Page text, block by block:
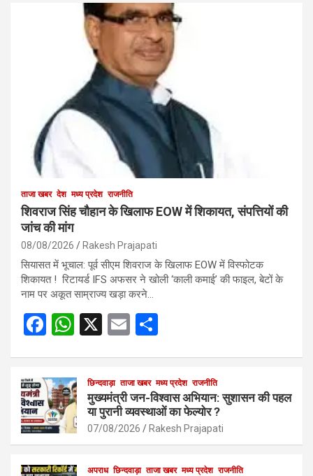
ताजा खबर देश मध्य प्रदेश राजनीति
शिवराज सिंह चौहान के खिलाफ EOW में शिकायत, संपत्तियों की
जांच की मांग
08/08/2026 Rakesh Prajapati
सियासत में भूचाल: पूर्व सीएम शिवराज के खिलाफ EOW में विस्फोटक
शिकायत ! रिटायर्ड IFS अफसर ने खोली ‘काली कमाई’ की फाइल, बेटों के
नाम पर अकूत साम्राज्य खड़ा करने…
F
b
o
o
k
W
s
A
p
p
X
E
e
छिन्दवाड़ा ताजा खबर मध्य प्रदेश राजनीति
मुख्यमंत्री जन-विश्वास अभियान: सुशासन की पहल
या पुरानी व्यवस्थाओं का फेल्योर ?
07/08/2026 Rakesh Prajapati
अपराध छिन्दवाड़ा ताजा खबर मध्य प्रदेश राजनीति